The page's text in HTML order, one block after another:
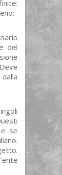
del
se